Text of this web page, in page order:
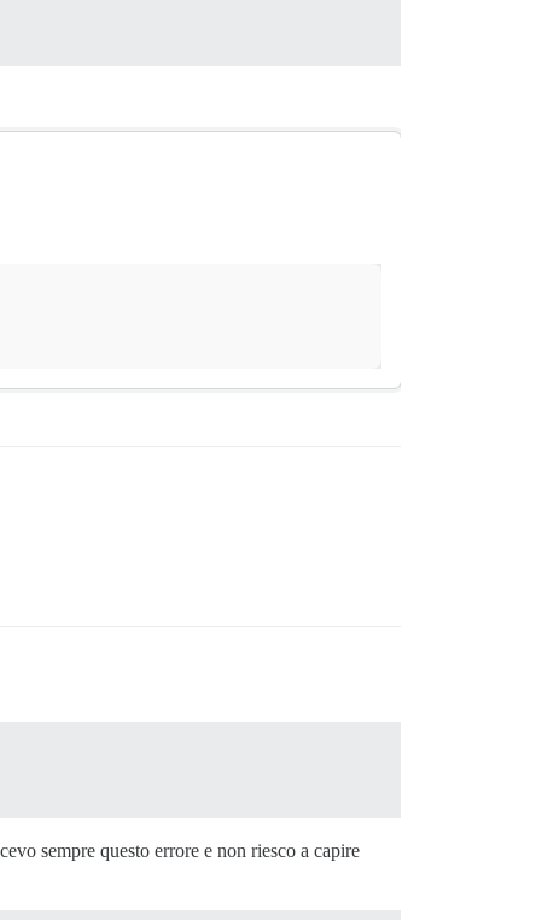
sempre questo errore e non riesco a capire